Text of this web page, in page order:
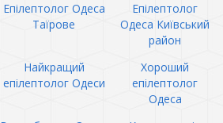
Епілептолог Одеса
Таїрове
Епілептолог
Одеса Київський
район
Найкращий
епілептолог Одеси
Хороший
епілептолог
Одеса